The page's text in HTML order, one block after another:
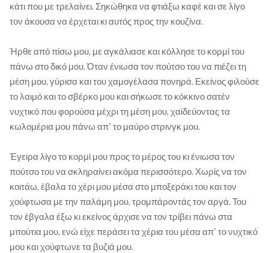
κάτι που με τρελαίνει. Σηκώθηκα να φτιάξω καφέ και σε λίγο
τον άκουσα να έρχεται κι αυτός προς την κουζίνα.
Ήρθε από πίσω μου, με αγκάλιασε και κόλλησε το κορμί του
πάνω στο δικό μου. Όταν ένιωσα τον πούτσο του να πιέζει τη
μέση μου, γύρισα και του χαμογέλασα πονηρά. Εκείνος φιλούσε
το λαιμό και το σβέρκο μου και σήκωσε το κόκκινο σατέν
νυχτικό που φορούσα μέχρι τη μέση μου, χαϊδεύοντας τα
κωλομέρια μου πάνω απ' το μαύρο στρινγκ μου.
Έγειρα λίγο το κορμί μου προς το μέρος του κι ένιωσα τον
πούτσο του να σκληραίνει ακόμα περισσότερο. Χωρίς να τον
κοιτάω, έβαλα το χέρι μου μέσα στο μποξεράκι του και τον
χούφτωσα με την παλάμη μου, τρομπάροντάς τον αργά. Του
τον έβγαλα έξω κι εκείνος άρχισε να τον τρίβει πάνω στα
μπούτια μου, ενώ είχε περάσει τα χέρια του μέσα απ' το νυχτικό
μου και χούφτωνε τα βυζιά μου.